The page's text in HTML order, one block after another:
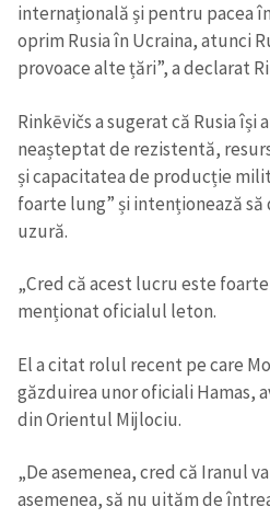
internațională și pentru pacea
oprim Rusia în Ucraina, atunci
provoace alte țări”, a declarat
Rinkēvičs a sugerat că Rusia își
neașteptat de rezistentă,
și capacitatea de producție
foarte lung” și intenționează să
uzură.
„Cred că acest lucru este
menționat oficialul leton.
El a citat rolul recent pe care
găzduirea unor oficiali Hamas,
din Orientul Mijlociu.
„De asemenea, cred că Iranul
asemenea, să nu uităm de